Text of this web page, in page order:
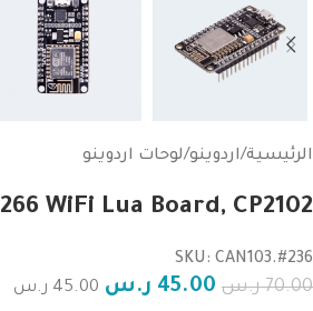
الرئيسية/اردوينو/لوحات اردوينو
WiFi Lua Board, CP2102
SKU: CAN103.#236
70.00 ر.س 45.00 ر.س 45.00 ر.س